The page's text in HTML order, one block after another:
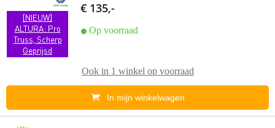
[NIEUW]
ALTURA: Pro
Truss, Scherp
Geprijsd
€ 135,-
Op voorraad
Ook in 1 winkel op voorraad
In mijn winkelwagen